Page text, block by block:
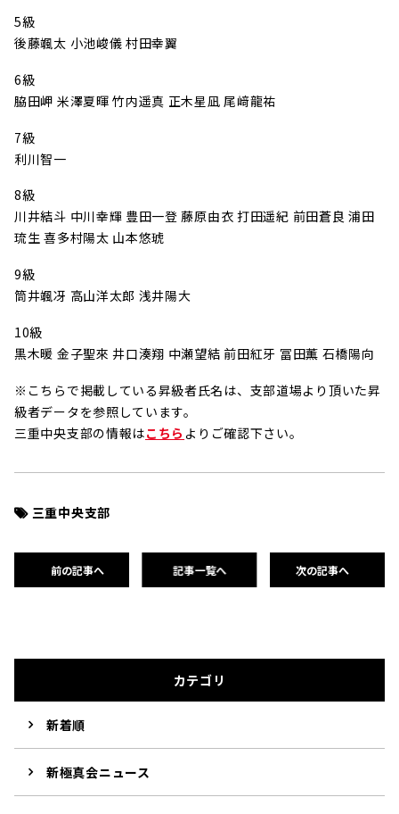
5級
後藤颯太 小池峻儀 村田幸翼
6級
脇田岬 米澤夏暉 竹内遥真 正木星凪 尾﨑龍祐
7級
利川智一
8級
川井結斗 中川幸輝 豊田一登 藤原由衣 打田遥紀 前田蒼良 浦田
琉生 喜多村陽太 山本悠琥
9級
筒井颯冴 高山洋太郎 浅井陽大
10級
黒木暖 金子聖來 井口湊翔 中瀬望結 前田紅牙 冨田薫 石橋陽向
※こちらで掲載している昇級者氏名は、支部道場より頂いた昇
級者データを参照しています。
三重中央支部の情報はこちら よりご確認下さい。
三重中央支部
前の記事へ 記事一覧へ 次の記事へ
カテゴリ
新着順
新極真会ニュース